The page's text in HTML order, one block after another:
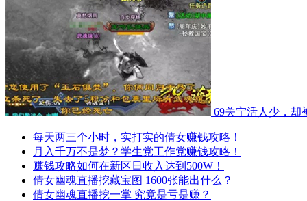
69关宁活人少，却
每天两三个小时，实打实的倩女赚钱攻略！
月入千万不是梦？学生党工作党赚钱攻略！
赚钱攻略如何在新区日收入达到500W！
倩女幽魂直播挖藏宝图 1600张能出什么？
倩女幽魂直播挖一掌 究竟是亏是赚？